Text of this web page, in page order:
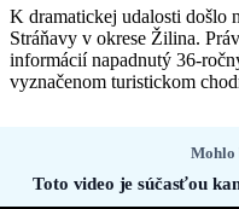
K dramatickej udalosti došlo
Stráňavy v okrese Žilina.
informácií napadnutý 36-
vyznačenom turistickom
Mohlo
Toto video je súčasťou